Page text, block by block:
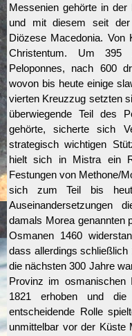
Messenien gehörte in
und mit diesem seit der
Diözese Macedonia.
Christentum. Um
Peloponnes, nach 600
wovon bis heute einige
vierten Kreuzzug setzten
überwiegende Teil des
gehörte, sicherte sich
strategisch wichtigen
hielt sich in Mistra ein
Festungen von Methone/
sich zum Teil bis
Auseinandersetzungen
damals Morea genannten
Osmanen 1460
dass allerdings schließlich
die nächsten 300 Jahre
Provinz im
1821 erhoben und die
entscheidende Rolle
unmittelbar vor der Küste